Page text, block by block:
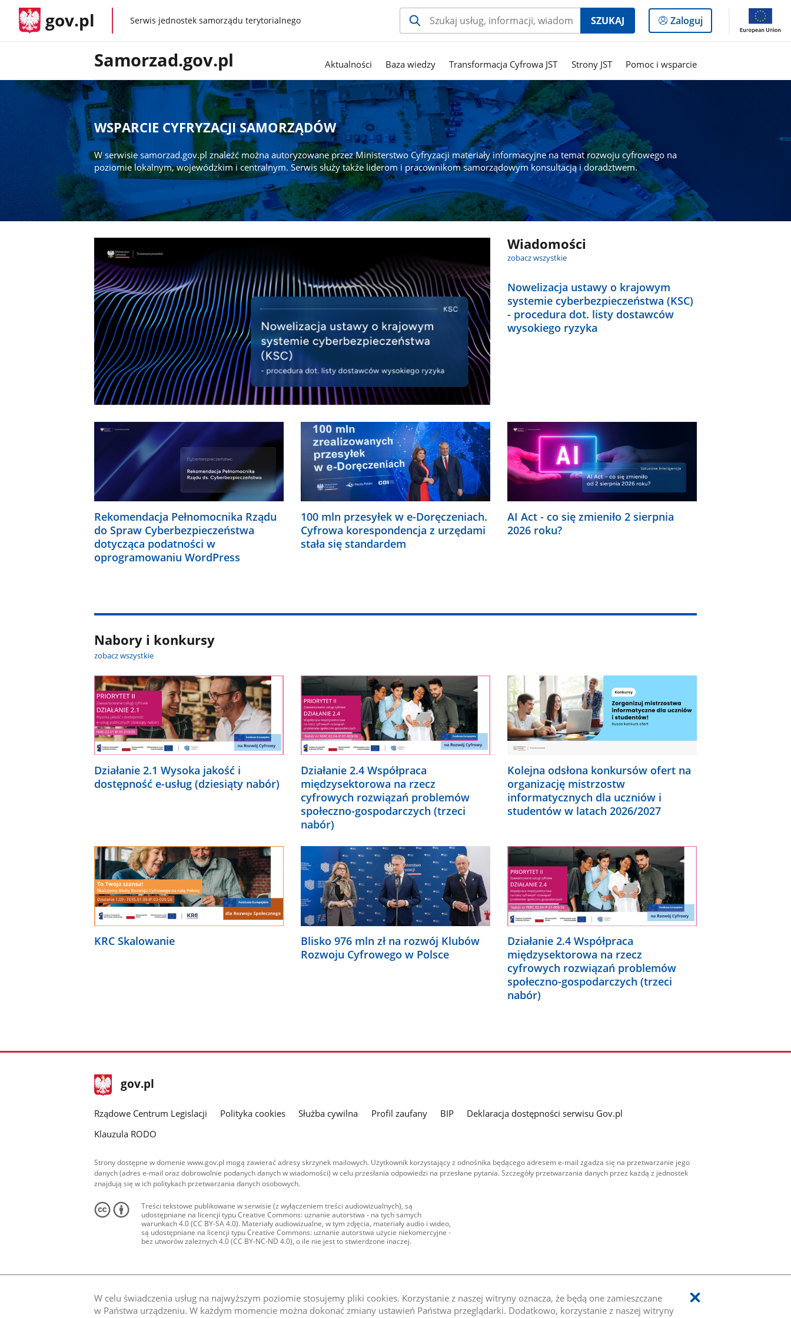
W celu świadczenia usług na najwyższym poziomie stosujemy pliki cookies. Korzystanie z naszej witryny oznacza, że będą one zamieszczane
w Państwa urządzeniu. W każdym momencie można dokonać zmiany ustawień Państwa przeglądarki. Dodatkowo, korzystanie z naszej witryny
gov.pl gov.plSerwis jednostek samorządu terytorialnego SZUKAJ
Logowanie
do
Zaloguj
Samorzad.gov.pl Aktualności Baza wiedzy Transformacja Cyfrowa JST Strony JST Pomoc i wsparcie
WSPARCIE CYFRYZACJI SAMORZĄDÓW
W serwisie samorzad.gov.pl znaleźć można autoryzowane przez Ministerstwo Cyfryzacji materiały informacyjne na temat rozwoju cyfrowego na
poziomie lokalnym, wojewódzkim i centralnym. Serwis służy także liderom i pracownikom samorządowym konsultacją i doradztwem.
Wiadomości
zobacz wszystkie
Nowelizacja ustawy o krajowym
systemie cyberbezpieczeństwa (KSC)
- procedura dot. listy dostawców
wysokiego ryzyka
Rekomendacja Pełnomocnika Rządu
do Spraw Cyberbezpieczeństwa
dotycząca podatności w
oprogramowaniu WordPress
100 mln przesyłek w e-Doręczeniach.
Cyfrowa korespondencja z urzędami
stała się standardem
AI Act - co się zmieniło 2 sierpnia
2026 roku?
Nabory i konkursy
zobacz wszystkie
Działanie 2.1 Wysoka jakość i
dostępność e-usług (dziesiąty nabór)
Działanie 2.4 Współpraca
międzysektorowa na rzecz
cyfrowych rozwiązań problemów
społeczno-gospodarczych (trzeci
nabór)
Kolejna odsłona konkursów ofert na
organizację mistrzostw
informatycznych dla uczniów i
studentów w latach 2026/2027
KRC Skalowanie
Blisko 976 mln zł na rozwój Klubów
Rozwoju Cyfrowego w Polsce
Działanie 2.4 Współpraca
międzysektorowa na rzecz
cyfrowych rozwiązań problemów
społeczno-gospodarczych (trzeci
nabór)
stopka
gov.pl Strona
gov.pl
Rządowe Centrum Legislacji Polityka cookies Służba cywilna Profil zaufany BIP
Deklaracja dostępności serwisu Gov.pl
Klauzula RODO
Strony dostępne w domenie www.gov.pl mogą zawierać adresy skrzynek mailowych. Użytkownik korzystający z odnośnika będącego adresem e-mail zgadza się na przetwarzanie jego
danych (adres e-mail oraz dobrowolnie podanych danych w wiadomości) w celu przesłania odpowiedzi na przesłane pytania. Szczegóły przetwarzania danych przez każdą z jednostek
znajdują się w ich politykach przetwarzania danych osobowych.
Treści tekstowe publikowane w serwisie (z wyłączeniem treści audiowizualnych), są
udostępniane na licencji typu Creative Commons: uznanie autorstwa - na tych samych
warunkach 4.0 (CC BY-SA 4.0). Materiały audiowizualne, w tym zdjęcia, materiały audio i wideo,
są udostępniane na licencji typu Creative Commons: uznanie autorstwa użycie niekomercyjne -
bez utworów zależnych 4.0 (CC BY-NC-ND 4.0), o ile nie jest to stwierdzone inaczej.